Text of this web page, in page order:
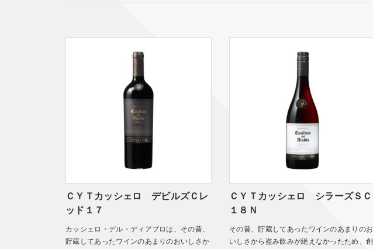
ＣＹＴカッシェロ デビルズＣレ
ッド１７
カッシェロ・デル・ディアブロは、その昔、
貯蔵してあったワインのあまりのおいしさか
ＣＹＴカッシェロ シラーズＳＣ
１８Ｎ
その昔、貯蔵してあったワインのあまりのお
いしさから盗み飲みが絶えなかったため、創